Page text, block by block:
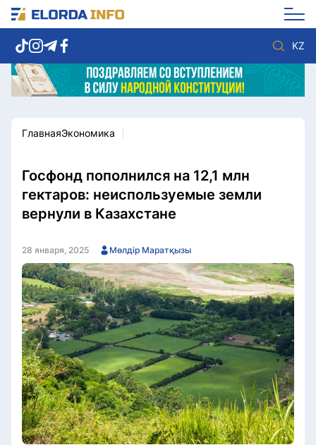
KZ
Новости столицы
Спорт
Культура
Видео
Мир
Послание
Служба Комплаенс
ГлавнаяЭкономика
Госфонд пополнился на 12,1 млн
гектаров: неиспользуемые земли
вернули в Казахстане
28 января, 2025 Мөлдір Маратқызы